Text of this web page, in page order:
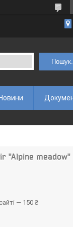
"Alpine
— 150 ₴